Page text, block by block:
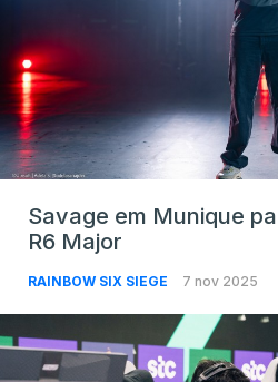
Savage em Munique
R6 Major
RAINBOW SIX SIEGE 7 nov 2025